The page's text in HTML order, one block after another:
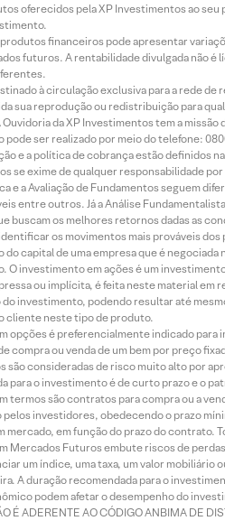
oferecidos pela XP Investimentos ao
financeiros pode apresentar
futuros. A rentabilidade divulgada não é
à circulação exclusiva para a rede
sua reprodução ou redistribuição para
da XP Investimentos tem a
pode ser realizado por meio do telefone:
e a política de cobrança estão definidos
se exime de qualquer responsabilidade
e a Avaliação de Fundamentos seguem
entre outros. Já a Análise
buscam os melhores retornos dadas as
os movimentos mais prováveis
do capital de uma empresa que é
O investimento em ações é um
ou implícita, é feita neste material
investimento, podendo resultar até
cliente neste tipo de produto.
opções é preferencialmente indicado
compra ou venda de um bem por preço
são consideradas de risco muito alto por
para o investimento é de curto prazo e o
termos são contratos para compra ou a
investidores, obedecendo o prazo
mercado, em função do prazo do contrato.
Mercados Futuros embute riscos de
um índice, uma taxa, um valor
A duração recomendada para o
podem afetar o desempenho do
É ADERENTE AO CÓDIGO ANBIMA DE